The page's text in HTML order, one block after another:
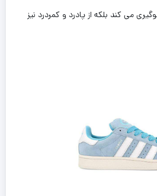
می کند بلکه از پادرد و کمردرد نیز